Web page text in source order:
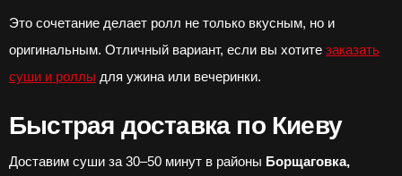
Это сочетание делает ролл не только вкусным, но и
оригинальным. Отличный вариант, если вы хотите заказать
суши и роллы для ужина или вечеринки.
Быстрая доставка по Киеву
Доставим суши за 30–50 минут в районы Борщаговка,